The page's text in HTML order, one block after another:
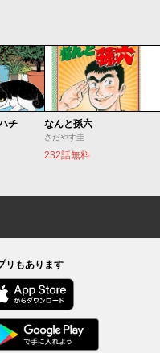
チ なんと孫六
さだやす圭
232話無料
リもあります